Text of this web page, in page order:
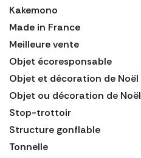
Kakemono
Made in France
Meilleure vente
Objet écoresponsable
Objet et décoration de Noël
Objet ou décoration de Noël
Stop-trottoir
Structure gonflable
Tonnelle